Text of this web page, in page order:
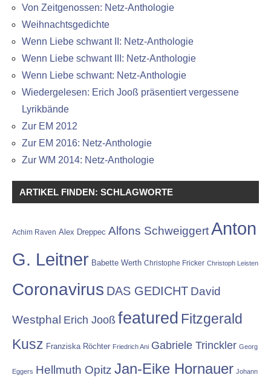
Von Zeitgenossen: Netz-Anthologie
Weihnachtsgedichte
Wenn Liebe schwant II: Netz-Anthologie
Wenn Liebe schwant III: Netz-Anthologie
Wenn Liebe schwant: Netz-Anthologie
Wiedergelesen: Erich Jooß präsentiert vergessene
Lyrikbände
Zur EM 2012
Zur EM 2016: Netz-Anthologie
Zur WM 2014: Netz-Anthologie
ARTIKEL FINDEN: SCHLAGWORTE
Achim Raven Alex Dreppec Alfons SchweiggertAnton
G. Leitner Babette Werth Christophe Fricker Christoph Leisten
Coronavirus DAS GEDICHT David
Westphal Erich Jooß featured Fitzgerald
Kusz Franziska Röchter Friedrich Ani Gabriele Trinckler Georg
Eggers Hellmuth Opitz Jan-Eike Hornauer Johann